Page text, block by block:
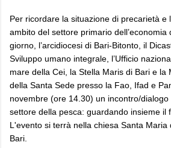
Per ricordare la situazione di precarietà e
ambito del settore primario
giorno, l’arcidiocesi di Bari-Bitonto, il
Sviluppo umano integrale, l’Ufficio
mare della Cei, la Stella Maris di Bari e la
della Santa Sede presso la Fao, Ifad e
novembre (ore 14.30) un incontro/dialogo
settore della pesca: guardando insieme il
L'evento si terrà nella chiesa Santa Maria
Bari.